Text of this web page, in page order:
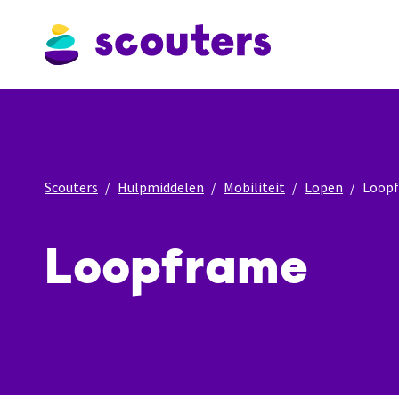
Scouters Hulpmiddelen Mobiliteit Lopen
Loopframe